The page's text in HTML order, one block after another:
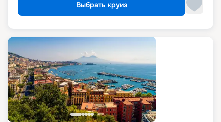
Выбрать круиз